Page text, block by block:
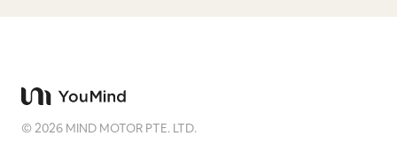
©2026 MIND MOTOR PTE. LTD.